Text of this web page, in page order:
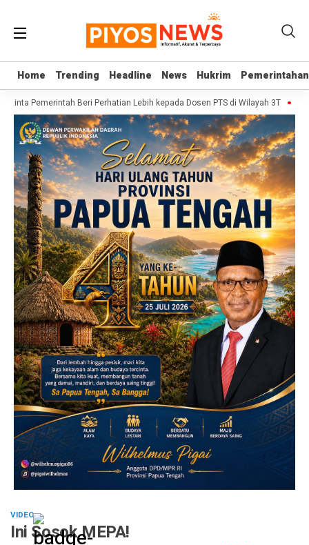
Home Trending Headline News Hukrim Pemerintahan
Home Trending Headline News Hukrim Pemerintahan
Pemerintah Beri Perhatian Lebih kepada Dosen PTS di Wilayah 3T
VIDEO
Ini Sosok MEPA!